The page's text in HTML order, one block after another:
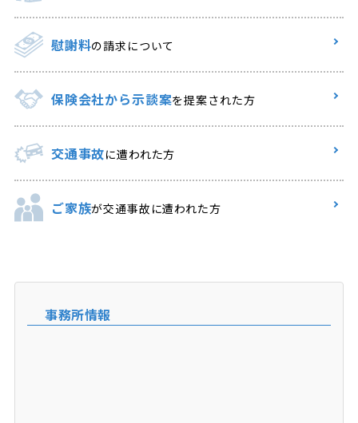
慰謝料の請求について
保険会社から示談案を提案された方
交通事故に遭われた方
ご家族が交通事故に遭われた方
事務所情報